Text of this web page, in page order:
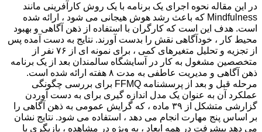
در این مقاله نحوه اجرای یک برنامه با یک روش کارآفرینی مانند
Mindfulness که باعث رشد هوش هیجانی می شود ، ارائه شده
است. هدف این است که کارگران با استفاده از ذهن آگاهی و بهبود
محیط کار ، خودآگاهی نقش را بدست آورند. نتایج به دست آمده پس
از تجزیه و تحلیل متغیرهای کمی ، برای نمونه ای از ۷۶ نفر از
متخصصین مشغول به کار در آسایشگاه سالمندان بعد از یک برنامه
ذهن آگاهی و مدیریت عاطفی به مدت ۸ هفته ارائه شده است.
مرحله قبل و بعد از پرسشنامه FFMQ برای بررسی چگونگی
عملکرد آن به عنوان یک مدل اندازه گیری برای به دست آوردن
گزارشی متشکل از ۳۹ ماده ، که گرایش عمومی به ذهن آگاهی را
بر اساس پنج مهارت انجام می دهد ، استفاده می شود. نتایج نشان
می دهد پیشرفت در همه ابعاد ، به ویژه در مشاهده ، بازیگری با